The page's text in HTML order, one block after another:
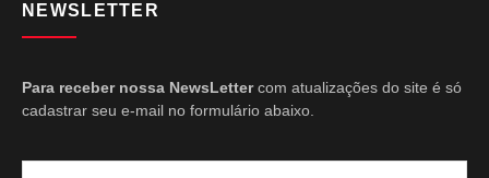
NEWSLETTER
Para receber nossa NewsLettercom atualizações do site é só
cadastrar seu e-mail no formulário abaixo.